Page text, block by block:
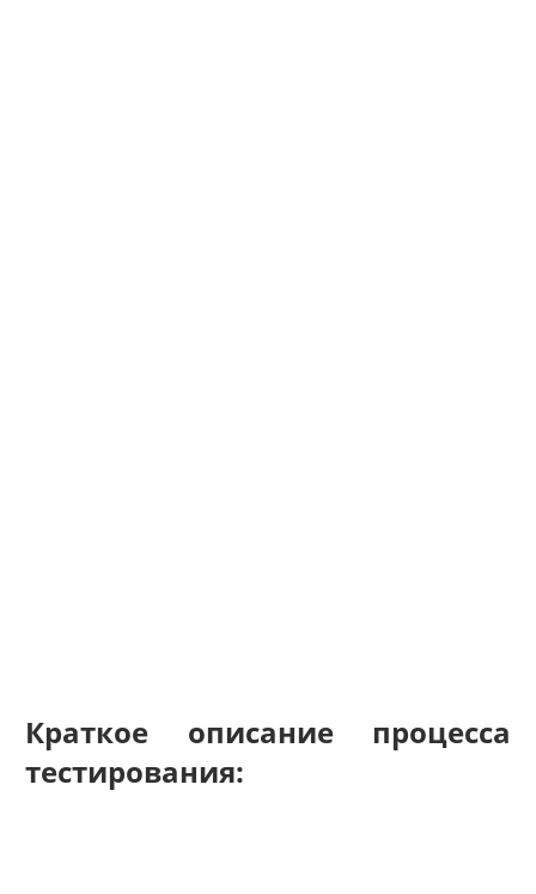
Краткое описание процесса
тестирования: